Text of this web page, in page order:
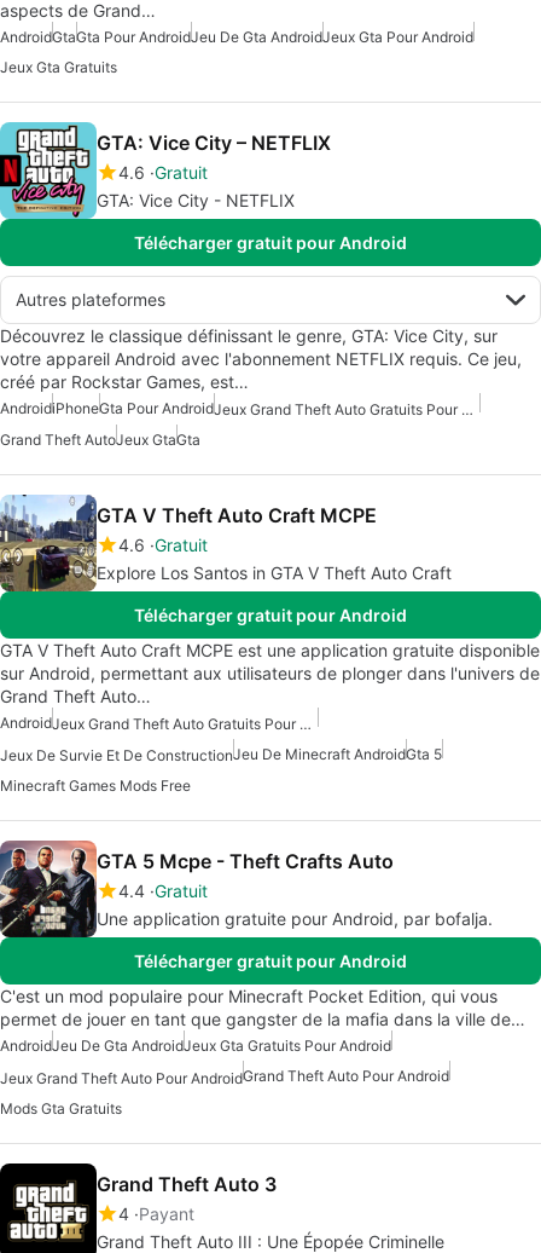
aspects de Grand…
AndroidGtaGta Pour AndroidJeu De Gta AndroidJeux Gta Pour Android
Jeux Gta Gratuits
GTA: Vice City – NETFLIX
4.6 Gratuit
GTA: Vice City - NETFLIX
Télécharger gratuit pour Android
Autres plateformes
Découvrez le classique définissant le genre, GTA: Vice City, sur
votre appareil Android avec l'abonnement NETFLIX requis. Ce jeu,
créé par Rockstar Games, est…
AndroidiPhoneGta Pour Android
Jeux Grand Theft Auto Gratuits Pour Android
Grand Theft AutoJeux GtaGta
GTA V Theft Auto Craft MCPE
4.6 Gratuit
Explore Los Santos in GTA V Theft Auto Craft
Télécharger gratuit pour Android
GTA V Theft Auto Craft MCPE est une application gratuite disponible
sur Android, permettant aux utilisateurs de plonger dans l'univers de
Grand Theft Auto…
Android
Jeux Grand Theft Auto Gratuits Pour Android
Jeux De Survie Et De ConstructionJeu De Minecraft AndroidGta 5
Minecraft Games Mods Free
GTA 5 Mcpe - Theft Crafts Auto
4.4 Gratuit
Une application gratuite pour Android, par bofalja.
Télécharger gratuit pour Android
C'est un mod populaire pour Minecraft Pocket Edition, qui vous
permet de jouer en tant que gangster de la mafia dans la ville de…
AndroidJeu De Gta AndroidJeux Gta Gratuits Pour Android
Jeux Grand Theft Auto Pour AndroidGrand Theft Auto Pour Android
Mods Gta Gratuits
Grand Theft Auto 3
4 Payant
Grand Theft Auto III : Une Épopée Criminelle